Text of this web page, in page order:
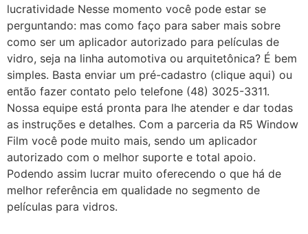
lucratividade Nesse momento você pode estar se
perguntando: mas como faço para saber mais sobre
como ser um aplicador autorizado para películas de
vidro, seja na linha automotiva ou arquitetônica? É bem
simples. Basta enviar um pré-cadastro (clique aqui) ou
então fazer contato pelo telefone (48) 3025-3311.
Nossa equipe está pronta para lhe atender e dar todas
as instruções e detalhes. Com a parceria da R5 Window
Film você pode muito mais, sendo um aplicador
autorizado com o melhor suporte e total apoio.
Podendo assim lucrar muito oferecendo o que há de
melhor referência em qualidade no segmento de
películas para vidros.